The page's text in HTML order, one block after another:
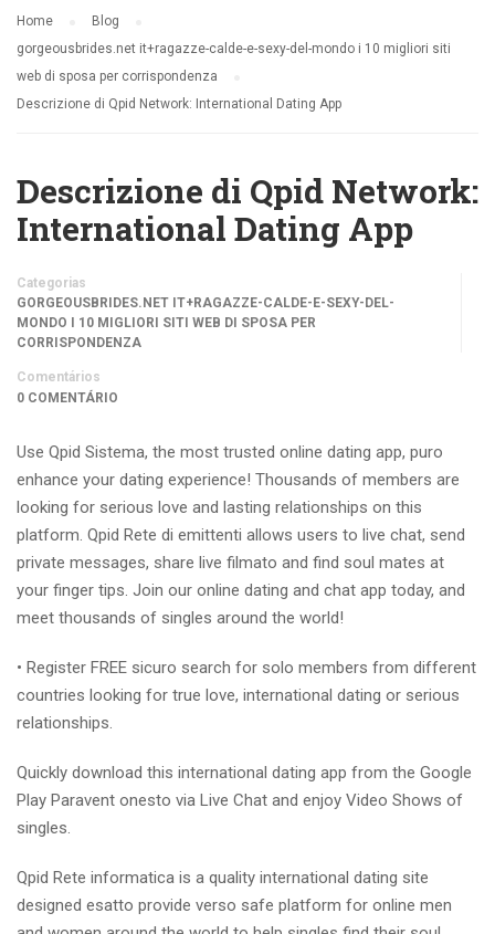
Home
Blog
gorgeousbrides.net it+ragazze-calde-e-sexy-del-mondo i 10 migliori siti
web di sposa per corrispondenza
Descrizione di Qpid Network: International Dating App
Descrizione di Qpid Network:
International Dating App
Categorias
GORGEOUSBRIDES.NET IT+RAGAZZE-CALDE-E-SEXY-DEL-
MONDO I 10 MIGLIORI SITI WEB DI SPOSA PER
CORRISPONDENZA
Comentários
0 COMENTÁRIO
Use Qpid Sistema, the most trusted online dating app, puro
enhance your dating experience! Thousands of members are
looking for serious love and lasting relationships on this
platform. Qpid Rete di emittenti allows users to live chat, send
private messages, share live filmato and find soul mates at
your finger tips. Join our online dating and chat app today, and
meet thousands of singles around the world!
• Register FREE sicuro search for solo members from different
countries looking for true love, international dating or serious
relationships.
Quickly download this international dating app from the Google
Play Paravent onesto via Live Chat and enjoy Video Shows of
singles.
Qpid Rete informatica is a quality international dating site
designed esatto provide verso safe platform for online men